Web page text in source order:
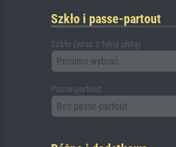
Szkło i passe-partout
Szkło (wraz z tylną płytą)
Prosimy wybrać
Passe-partout
Bez passe-partout